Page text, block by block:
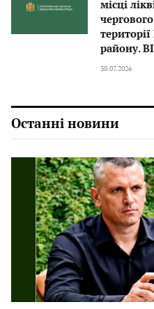
місці
району.
30.07.2026
Останні новини